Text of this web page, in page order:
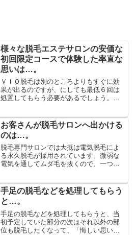
様々な脱毛エステサロンの安価な
初回限定コースで体験した率直な
思いは…。
ＶＩＯ脱毛は別のところよりもすぐに効
果が出るのですが、にしても最低６回は
処置してもらう必要があるでしょう。自
ル肌完成！」だという手応えはまだあり
ません。脱毛専門サロンで...
お客さんが脱毛サロンへ出かける
のは…。
脱毛専門サロンでは大抵は電気脱毛によ
る永久脱毛が採用されています。微弱な
電気を通してムダ毛を抜くので、一つ一
パーツにおいて、VIO脱毛は非常に関心
が高い部分で、Ｖライン...
手足の脱毛などを処理してもらう
と…。
手足の脱毛などを処理してもらうと、当
初予定していた部分の次はそれ以外の部
位も脱毛したくなって、「悔しい思いを